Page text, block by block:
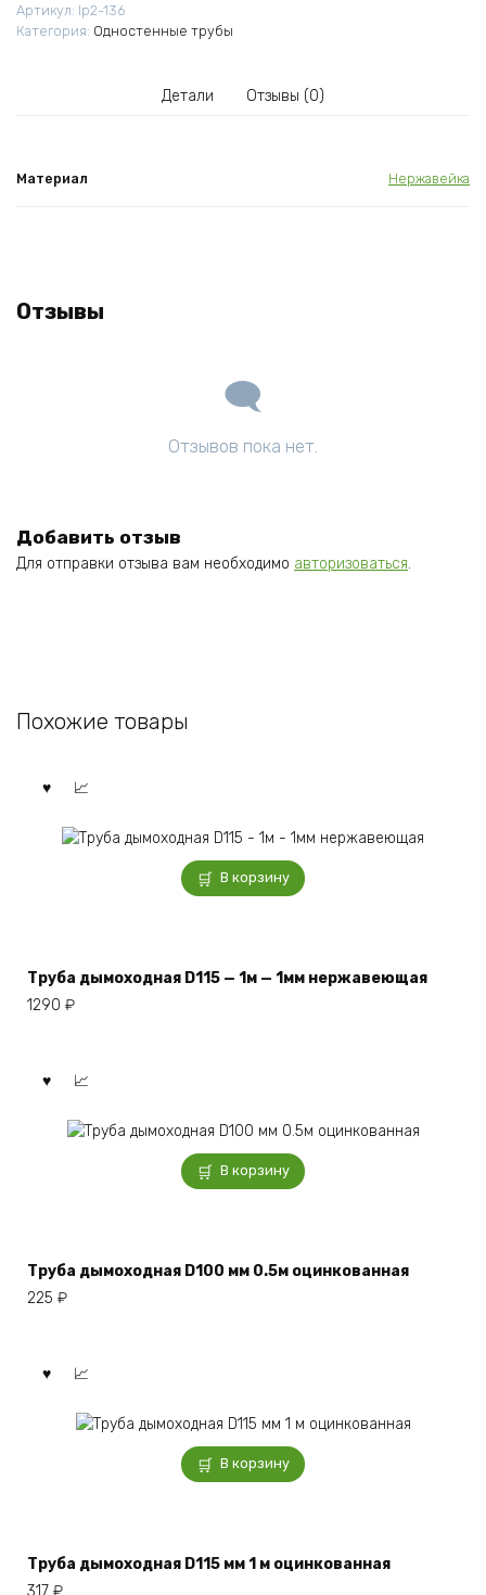
нержавеющая
Артикул: lp2-136
Категория: Одностенные трубы
Детали Отзывы (0)
Материал Нержавейка
Отзывы
Отзывов пока нет.
Добавить отзыв
Для отправки отзыва вам необходимо авторизоваться.
Похожие товары
В корзину
Труба дымоходная D115 — 1м — 1мм нержавеющая
1290 ₽
В корзину
Труба дымоходная D100 мм 0.5м оцинкованная
225 ₽
В корзину
Труба дымоходная D115 мм 1 м оцинкованная
317 ₽